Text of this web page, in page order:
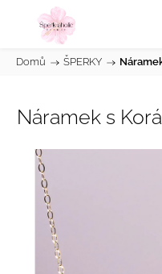
Domů / ŠPERKY /
Náramek s